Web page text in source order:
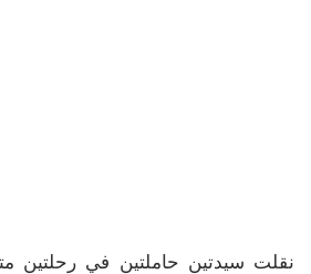
نقلت سيدتين حاملتين في رحلتين